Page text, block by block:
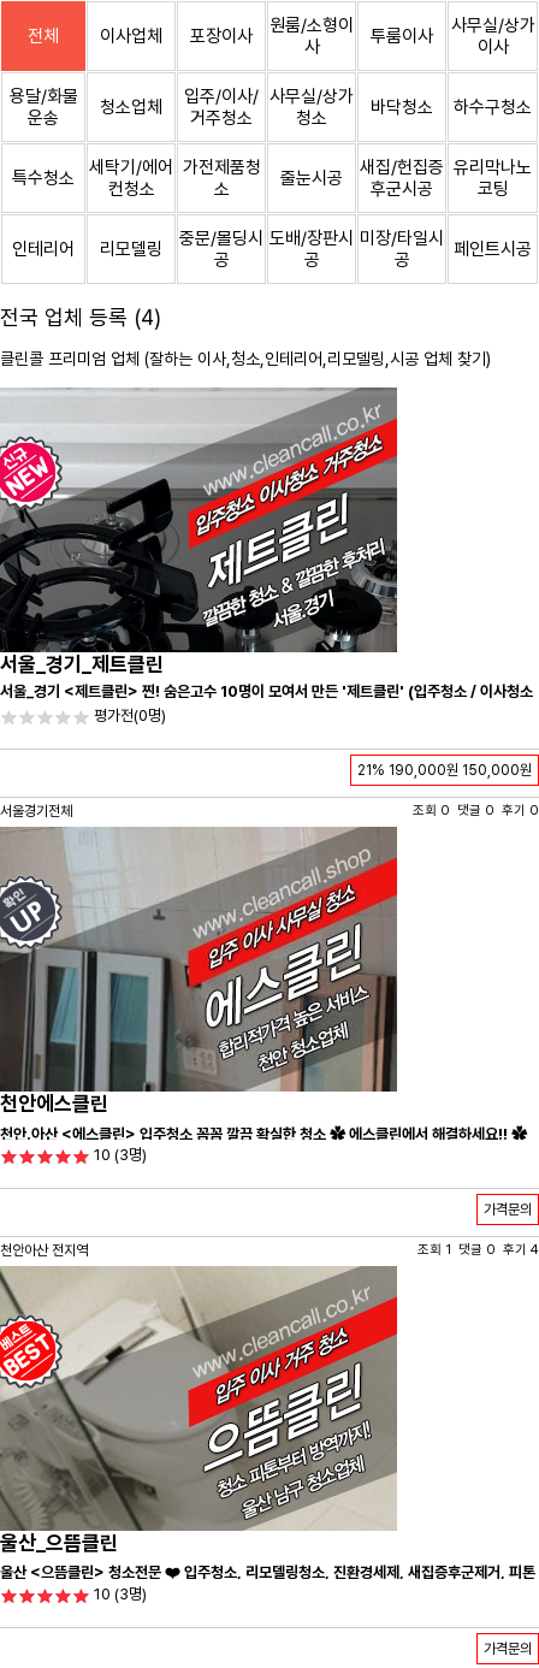
전체 이사업체 포장이사
원룸/소형이
사
투룸이사
사무실/상가
이사
용달/화물
운송
청소업체
입주/이사/
거주청소
사무실/상가
청소
바닥청소 하수구청소
특수청소
세탁기/에어
컨청소
가전제품청
소
줄눈시공
새집/헌집증
후군시공
유리막나노
코팅
인테리어 리모델링
중문/몰딩시
공
도배/장판시
공
미장/타일시
공
페인트시공
전국 업체 등록 (4)
클린콜 프리미엄 업체 (잘하는 이사, 청소 ,인테리어,리모델링,시공 업체 찾기)
서울_경기_제트클린
서울_경기 <제트클린> 찐! 숨은고수 10명이 모여서 만든 '제트클린' (입주청소 / 이사청소
/ 줄눈시공) 항상 꼼꼼하게 친절하게 응대하겠습니다^-^
평가전(0명)
21% 190,000원 150,000원
서울경기전체 조회 0 댓글 0 후기 0
천안에스클린
천안.아산 <에스클린> 입주청소 꼼꼼 깔끔 확실한 청소 ✿ 에스클린에서 해결하세요!! ✿
10 (3명)
가격문의
천안아산 전지역 조회 1 댓글 0 후기 4
울산_으뜸클린
울산 <으뜸클린> 청소전문 ❤️ 입주청소, 리모델링청소, 진환경세제, 새집증후군제거, 피톤
치드시공 전문 청소 업체 ❤️
10 (3명)
가격문의